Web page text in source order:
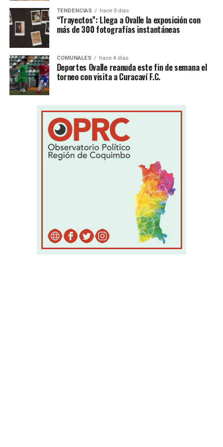
TENDENCIAS hace 3 días
“Trayectos”: Llega a Ovalle la exposición con
más de 300 fotografías instantáneas
COMUNALES hace 4 días
Deportes Ovalle reanuda este fin de semana el
torneo con visita a Curacaví F.C.